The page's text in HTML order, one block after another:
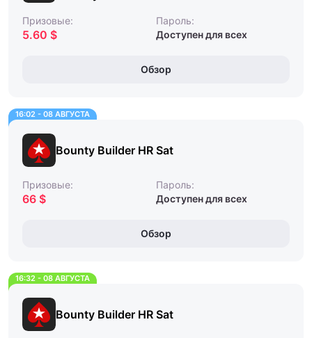
Призовые:
5.60 $
Пароль:
Доступен для всех
Обзор
16:02 - 08 АВГУСТА
Bounty Builder HR Sat
Призовые:
66 $
Пароль:
Доступен для всех
Обзор
16:32 - 08 АВГУСТА
Bounty Builder HR Sat